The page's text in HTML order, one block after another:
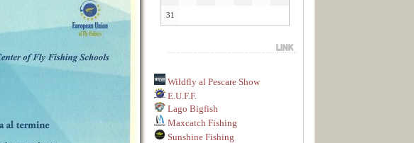
31
Wildfly al Pescare Show
E.U.F.F.
Lago Bigfish
Maxcatch Fishing
Sunshine Fishing